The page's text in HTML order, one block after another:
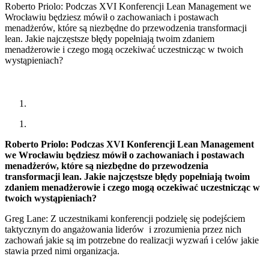
Roberto Priolo: Podczas XVI Konferencji Lean Management we
Wrocławiu będziesz mówił o zachowaniach i postawach
menadżerów, które są niezbędne do przewodzenia transformacji
lean. Jakie najczęstsze błędy popełniają twoim zdaniem
menadżerowie i czego mogą oczekiwać uczestnicząc w twoich
wystąpieniach?
Roberto Priolo: Podczas XVI Konferencji Lean Management
we Wrocławiu będziesz mówił o zachowaniach i postawach
menadżerów, które są niezbędne do przewodzenia
transformacji lean. Jakie najczęstsze błędy popełniają twoim
zdaniem menadżerowie i czego mogą oczekiwać uczestnicząc w
twoich wystąpieniach?
Greg Lane: Z uczestnikami konferencji podzielę się podejściem
taktycznym do angażowania liderów i zrozumienia przez nich
zachowań jakie są im potrzebne do realizacji wyzwań i celów jakie
stawia przed nimi organizacja.